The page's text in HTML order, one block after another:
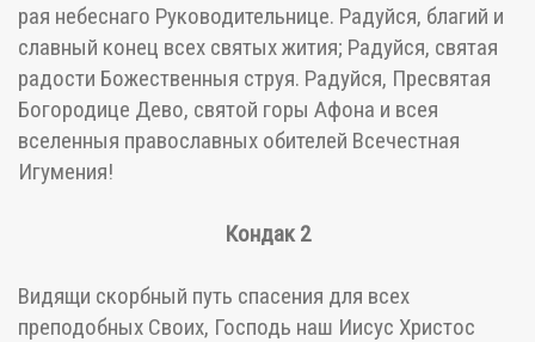
рая небеснаго Руководительнице. Радуйся, благий и
славный конец всех святых жития; Радуйся, святая
радости Божественныя струя. Радуйся, Пресвятая
Богородице Дево, святой горы Афона и всея
вселенныя православных обителей Всечестная
Игумения!
Кондак 2
Видящи скорбный путь спасения для всех
преподобных Своих, Господь наш Иисус Христос